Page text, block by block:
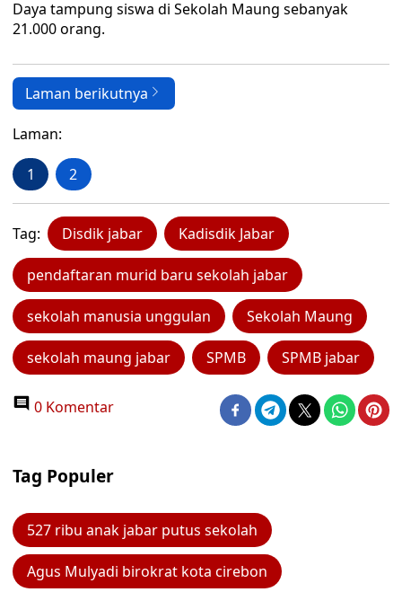
Daya tampung siswa di Sekolah Maung sebanyak
21.000 orang.
Laman berikutnya
Laman:
1 2
Tag: Disdik jabar Kadisdik Jabar
pendaftaran murid baru sekolah jabar
sekolah manusia unggulan Sekolah Maung
sekolah maung jabar SPMB SPMB jabar
0 Komentar
Tag Populer
527 ribu anak jabar putus sekolah
Agus Mulyadi birokrat kota cirebon